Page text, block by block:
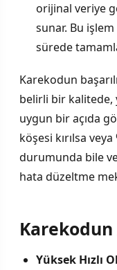
orijinal veriye
sunar. Bu
sürede
Karekodun
belirli bir
uygun bir açıda
köşesi kırılsa
durumunda bile
hata düzeltme
Yüksek Hızlı